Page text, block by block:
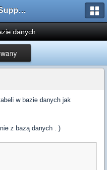
AMXX.pl: Support AMX Mod X i SourceMod
danych .
w bazie danych jak
z bazą danych . )